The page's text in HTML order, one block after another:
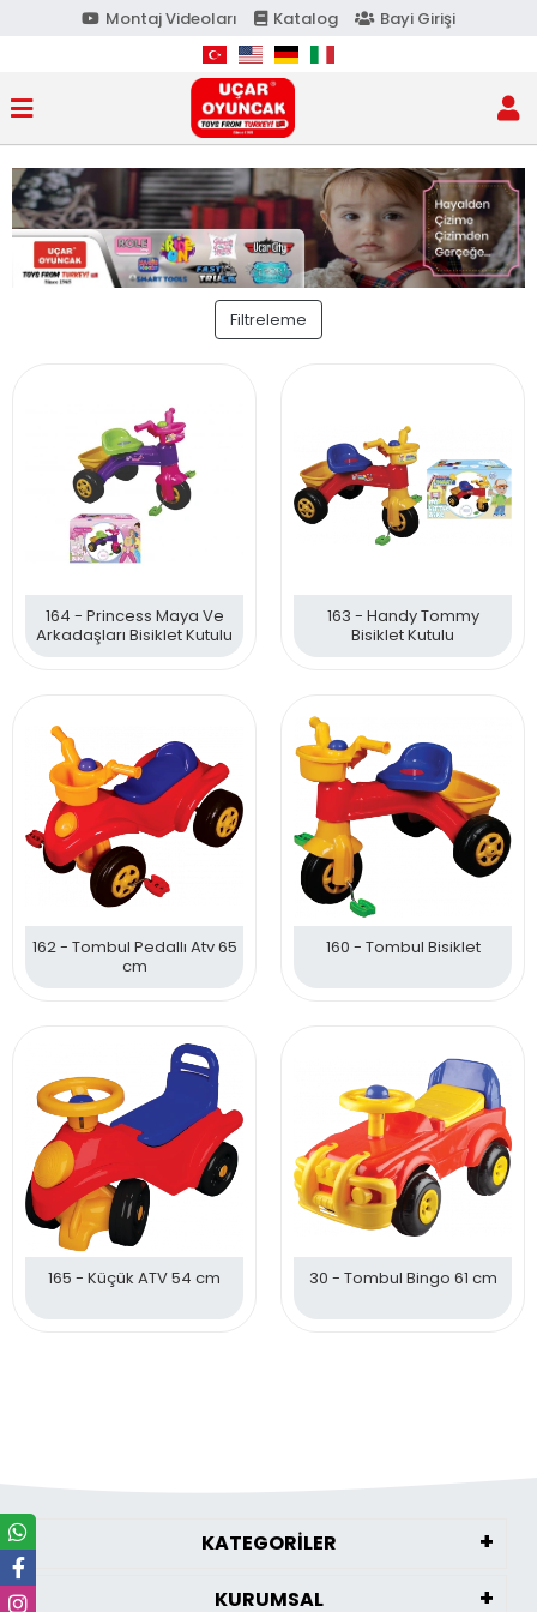
Montaj Videoları Katalog Bayi Girişi
Filtreleme
164 - Princess Maya Ve
Arkadaşları Bisiklet Kutulu
163 - Handy Tommy
Bisiklet Kutulu
162 - Tombul Pedallı Atv 65
cm
160 - Tombul Bisiklet
165 - Küçük ATV 54 cm 30 - Tombul Bingo 61 cm
KATEGORİLER
KURUMSAL